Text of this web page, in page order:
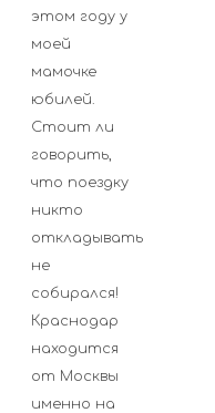
этом году у
моей
мамочке
юбилей.
Стоит ли
говорить,
что поездку
никто
откладывать
не
собирался!
Краснодар
находится
от Москвы
именно на